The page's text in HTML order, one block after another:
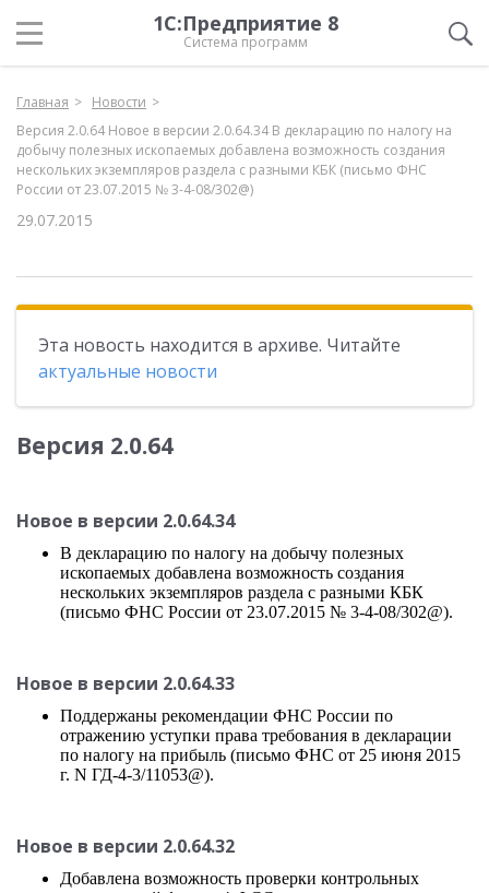
1С:Предприятие 8
Система программ
Главная
Новости
Версия 2.0.64 Новое в версии 2.0.64.34 В декларацию по налогу на
добычу полезных ископаемых добавлена возможность создания
нескольких экземпляров раздела с разными КБК (письмо ФНС
России от 23.07.2015 № 3-4-08/302@)
29.07.2015
Эта новость находится в архиве. Читайте
актуальные новости
Версия 2.0.64
Новое в версии 2.0.64.34
В декларацию по налогу на добычу полезных
ископаемых добавлена возможность создания
нескольких экземпляров раздела с разными КБК
(письмо ФНС России от 23.07.2015 № 3-4-08/302@).
Новое в версии 2.0.64.33
Поддержаны рекомендации ФНС России по
отражению уступки права требования в декларации
по налогу на прибыль (письмо ФНС от 25 июня 2015
г. N ГД-4-3/11053@).
Новое в версии 2.0.64.32
Добавлена возможность проверки контрольных